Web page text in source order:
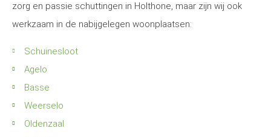
zorg en passie schuttingen in Holthone, maar zijn wij ook
werkzaam in de nabijgelegen woonplaatsen:
Schuinesloot
Agelo
Basse
Weerselo
Oldenzaal